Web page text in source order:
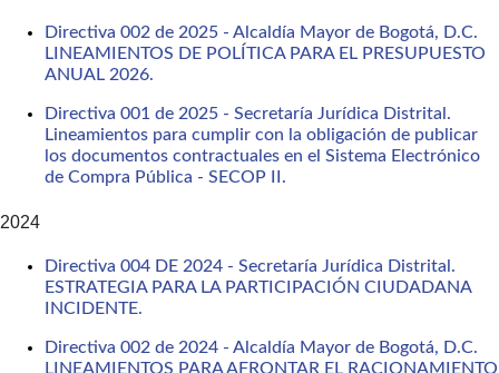
Directiva 002 de 2025 - Alcaldía Mayor de Bogotá, D.C.
LINEAMIENTOS DE POLÍTICA PARA EL PRESUPUESTO
ANUAL 2026.
Directiva 001 de 2025 - Secretaría Jurídica Distrital.
Lineamientos para cumplir con la obligación de publicar
los documentos contractuales en el Sistema Electrónico
de Compra Pública - SECOP II.
2024
Directiva 004 DE 2024 - Secretaría Jurídica Distrital.
ESTRATEGIA PARA LA PARTICIPACIÓN CIUDADANA
INCIDENTE.
Directiva 002 de 2024 - Alcaldía Mayor de Bogotá, D.C.
LINEAMIENTOS PARA AFRONTAR EL RACIONAMIENTO